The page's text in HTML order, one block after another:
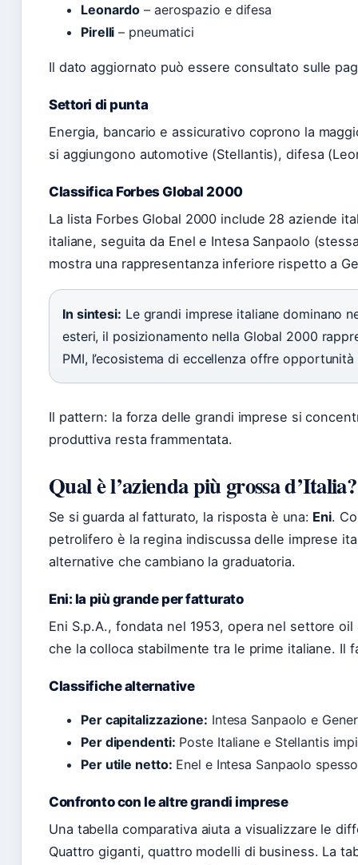
Leonardo – aerospazio e difesa
Pirelli – pneumatici
Il dato aggiornato può essere consultato sulle
Settori di punta
Energia, bancario e assicurativo coprono la
si aggiungono automotive (Stellantis), difesa
Classifica Forbes Global 2000
La lista Forbes Global 2000 include 28 aziende
italiane, seguita da Enel e Intesa Sanpaolo
mostra una rappresentanza inferiore rispetto a
In sintesi: Le grandi imprese italiane dominano
esteri, il posizionamento nella Global 2000
PMI, l’ecosistema di eccellenza offre
Il pattern: la forza delle grandi imprese si
produttiva resta frammentata.
Qual è l’azienda più grossa d’Italia?
Se si guarda al fatturato, la risposta è una: Eni.
petrolifero è la regina indiscussa delle imprese
alternative che cambiano la graduatoria.
Eni: la più grande per fatturato
Eni S.p.A., fondata nel 1953, opera nel settore
che la colloca stabilmente tra le prime italiane. Il
Classifiche alternative
Per capitalizzazione: Intesa Sanpaolo e
Per dipendenti: Poste Italiane e Stellantis
Per utile netto: Enel e Intesa Sanpaolo
Confronto con le altre grandi imprese
Una tabella comparativa aiuta a visualizzare le
Quattro giganti, quattro modelli di business. La